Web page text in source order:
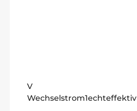
V
Wechselstrom1echteffektiv